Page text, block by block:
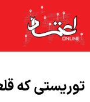
توریستی که